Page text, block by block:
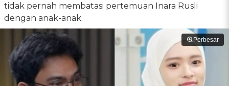
tidak pernah membatasi pertemuan Inara Rusli
dengan anak-anak.
Perbesar